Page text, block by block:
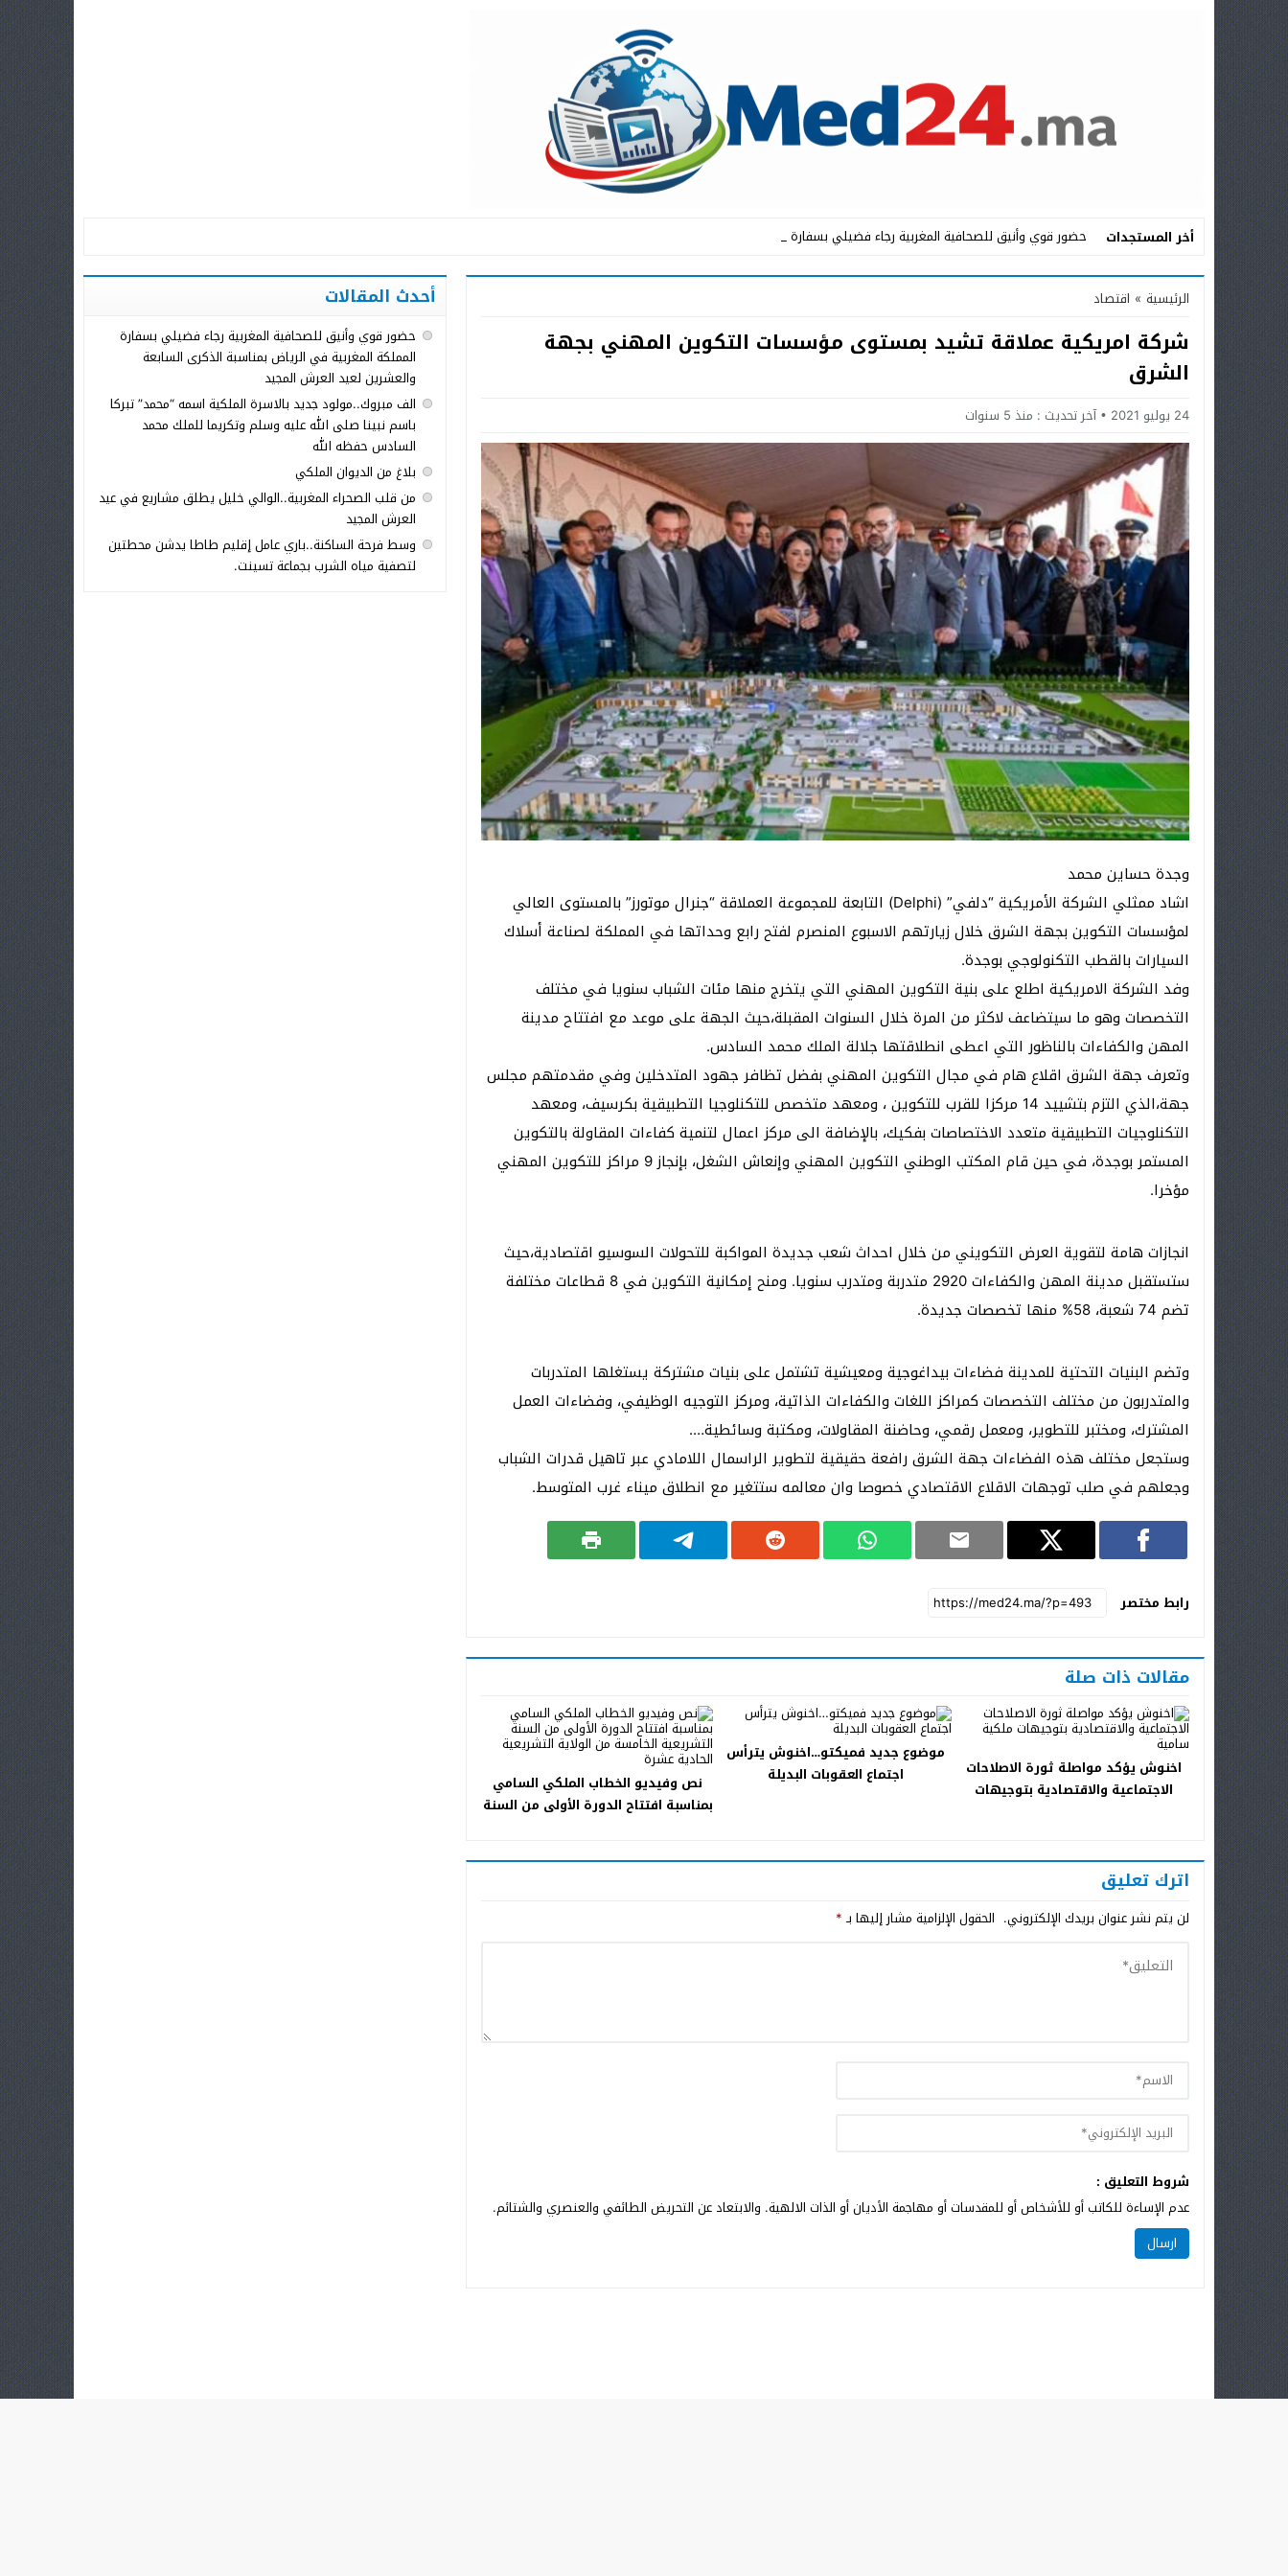
أخر المستجدات
حضور قوي وأنيق للصحافية المغربية رجاء فضيلي بسفارة المملكة ال _
Stop
Next
الرئيسية » اقتصاد
شركة امريكية عملاقة تشيد بمستوى مؤسسات التكوين المهني بجهة
الشرق
24 يوليو 2021 آخر تحديث : منذ 5 سنوات
وجدة حساين محمد
اشاد ممثلي الشركة الأمريكية “دلفي” (Delphi) التابعة للمجموعة العملاقة “جنرال موتورز” بالمستوى العالي
لمؤسسات التكوين بجهة الشرق خلال زيارتهم الاسبوع المنصرم لفتح رابع وحداتها في المملكة لصناعة أسلاك
السيارات بالقطب التكنولوجي بوجدة.
وفد الشركة الامريكية اطلع على بنية التكوين المهني التي يتخرج منها مئات الشباب سنويا في مختلف
التخصصات وهو ما سيتضاعف لاكثر من المرة خلال السنوات المقبلة،حيث الجهة على موعد مع افتتاح مدينة
المهن والكفاءات بالناظور التي اعطى انطلاقتها جلالة الملك محمد السادس.
وتعرف جهة الشرق اقلاع هام في مجال التكوين المهني بفضل تظافر جهود المتدخلين وفي مقدمتهم مجلس
جهة،الذي التزم بتشييد 14 مركزا للقرب للتكوين ، ومعهد متخصص للتكنلوجيا التطبيقية بكرسيف، ومعهد
التكنلوجيات التطبيقية متعدد الاختصاصات بفكيك، بالإضافة الى مركز اعمال لتنمية كفاءات المقاولة بالتكوين
المستمر بوجدة، في حين قام المكتب الوطني التكوين المهني وإنعاش الشغل، بإنجاز 9 مراكز للتكوين المهني
مؤخرا.
انجازات هامة لتقوية العرض التكويني من خلال احداث شعب جديدة المواكبة للتحولات السوسيو اقتصادية،حيث
ستستقبل مدينة المهن والكفاءات 2920 متدربة ومتدرب سنويا. ومنح إمكانية التكوين في 8 قطاعات مختلفة
تضم 74 شعبة، 58% منها تخصصات جديدة.
وتضم البنيات التحتية للمدينة فضاءات بيداغوجية ومعيشية تشتمل على بنيات مشتركة يستغلها المتدربات
والمتدربون من مختلف التخصصات كمراكز اللغات والكفاءات الذاتية، ومركز التوجيه الوظيفي، وفضاءات العمل
المشترك، ومختبر للتطوير، ومعمل رقمي، وحاضنة المقاولات، ومكتبة وسائطية….
وستجعل مختلف هذه الفضاءات جهة الشرق رافعة حقيقية لتطوير الراسمال اللامادي عبر تاهيل قدرات الشباب
وجعلهم في صلب توجهات الاقلاع الاقتصادي خصوصا وان معالمه ستتغير مع انطلاق ميناء غرب المتوسط.
رابط مختصر
مقالات ذات صلة
اخنوش يؤكد مواصلة ثورة الاصلاحات
الاجتماعية والاقتصادية بتوجيهات
موضوع جديد فميكتو…اخنوش يترأس
اجتماع العقوبات البديلة
نص وفيديو الخطاب الملكي السامي
بمناسبة افتتاح الدورة الأولى من السنة
اترك تعليق
لن يتم نشر عنوان بريدك الإلكتروني. الحقول الإلزامية مشار إليها بـ*
شروط التعليق :
عدم الإساءة للكاتب أو للأشخاص أو للمقدسات أو مهاجمة الأديان أو الذات الالهية. والابتعاد عن التحريض الطائفي والعنصري والشتائم.
أحدث المقالات
حضور قوي وأنيق للصحافية المغربية رجاء فضيلي بسفارة
المملكة المغربية في الرياض بمناسبة الذكرى السابعة
والعشرين لعيد العرش المجيد
الف مبروك..مولود جديد بالاسرة الملكية اسمه “محمد” تبركا
باسم نبينا صلى الله عليه وسلم وتكريما للملك محمد
السادس حفظه الله
بلاغ من الديوان الملكي
من قلب الصحراء المغربية..الوالي خليل يطلق مشاريع في عيد
العرش المجيد
وسط فرحة الساكنة..باري عامل إقليم طاطا يدشن محطتين
لتصفية مياه الشرب بجماعة تسينت.